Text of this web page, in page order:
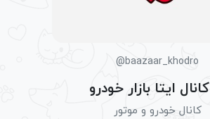
@baazaar_khodro
کانال ایتا بازار خودرو
کانال خودرو و موتور